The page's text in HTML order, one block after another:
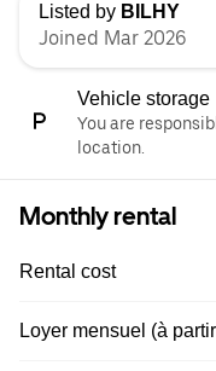
Listed by BILHY
Joined Mar 2026
Vehicle storage
You are
location.
Monthly rental
Rental cost
Loyer mensuel (à